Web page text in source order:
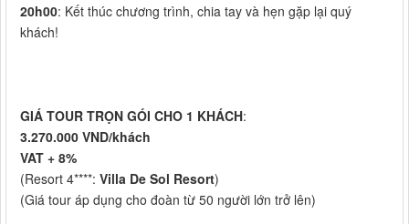
20h00: Kết thúc chương trình, chia tay và hẹn gặp lại quý
khách!
GIÁ TOUR TRỌN GÓI CHO 1 KHÁCH:
3.270.000 VND/khách
VAT + 8%
(Resort 4****: Villa De Sol Resort)
(Giá tour áp dụng cho đoàn từ 50 người lớn trở lên)